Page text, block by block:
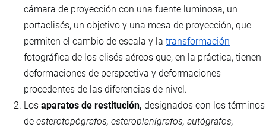
cámara de proyección con una fuente luminosa, un
portaclisés, un objetivo y una mesa de proyección, que
permiten el cambio de escala y la transformación
fotográfica de los clisés aéreos que, en la práctica, tienen
deformaciones de perspectiva y deformaciones
procedentes de las diferencias de nivel.
Los aparatos de restitución, designados con los términos
de esterotopógrafos, esteroplanígrafos, autógrafos,